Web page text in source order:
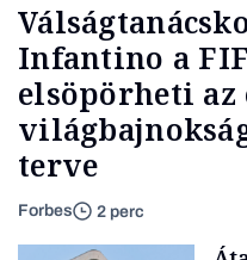
Infantino a
elsöpörheti az
terve
Forbes 2 perc